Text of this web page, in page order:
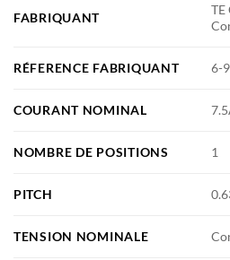
FABRIQUANT
RÉFERENCE FABRIQUANT 6-
COURANT NOMINAL
NOMBRE DE POSITIONS 1
PITCH
TENSION NOMINALE